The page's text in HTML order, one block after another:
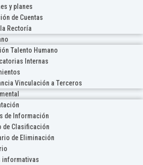
y planes
de Cuentas
Rectoría
Talento Humano
Internas
Vinculación a Terceros
de Información
de Clasificación
de Eliminación
informativas